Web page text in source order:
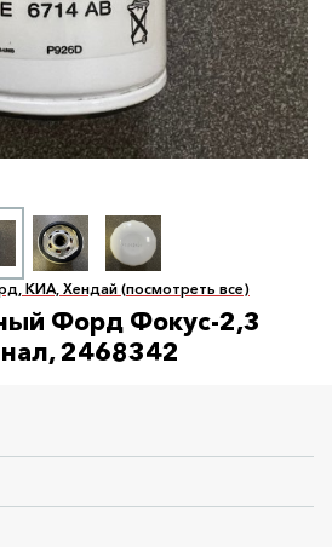
КИА, Хендай (посмотреть все)
Форд Фокус-2,3
2468342